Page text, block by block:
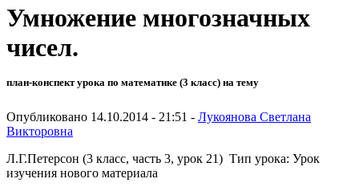
Умножение многозначных
чисел.
план-конспект урока по математике (3 класс) на тему
Опубликовано 14.10.2014 - 21:51 - Лукоянова Светлана
Викторовна
Л.Г.Петерсон (3 класс, часть 3, урок 21) Тип урока: Урок
изучения нового материала